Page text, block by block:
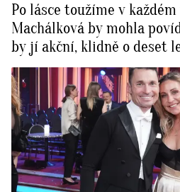
Po lásce toužíme v každém
Machálková by mohla
by jí akční, klidně o deset